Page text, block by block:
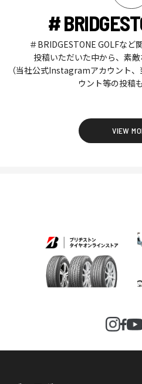
#
＃BRIDGESTONE GOLFなど
投稿いただいた中から、素敵
（当社公式Instagramアカウント
ウント等の投稿
VIEW